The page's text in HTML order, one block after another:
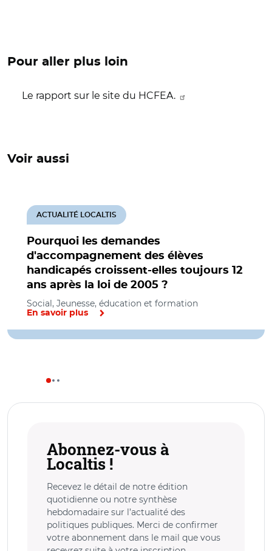
Pour aller plus loin
Le rapport sur le site du HCFEA.
Voir aussi
Pourquoi les demandes
d'accompagnement des élèves
handicapés croissent-elles toujours 12
ans après la loi de 2005 ?
ACTUALITÉ LOCALTIS
Social, Jeunesse, éducation et formation
En savoir plus
Abonnez-vous à
Localtis !
Recevez le détail de notre édition
quotidienne ou notre synthèse
hebdomadaire sur l’actualité des
politiques publiques. Merci de confirmer
votre abonnement dans le mail que vous